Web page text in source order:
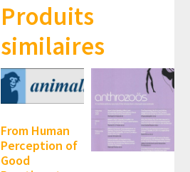
Produits
similaires
From Human
Perception of
Good